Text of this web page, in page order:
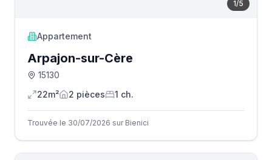
1/5
Appartement
Arpajon-sur-Cère
15130
22m²
2 pièces 1 ch.
Trouvée le 30/07/2026 sur Bienici